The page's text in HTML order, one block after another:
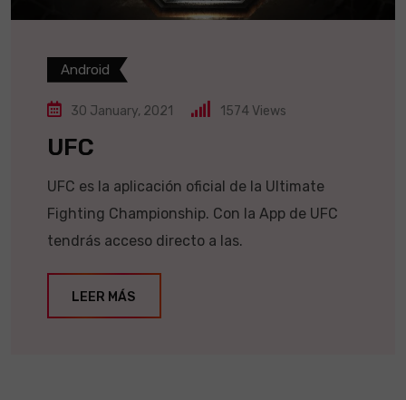
Android
30 January, 2021 1574 Views
UFC
UFC es la aplicación oficial de la Ultimate
Fighting Championship. Con la App de UFC
tendrás acceso directo a las.
LEER MÁS